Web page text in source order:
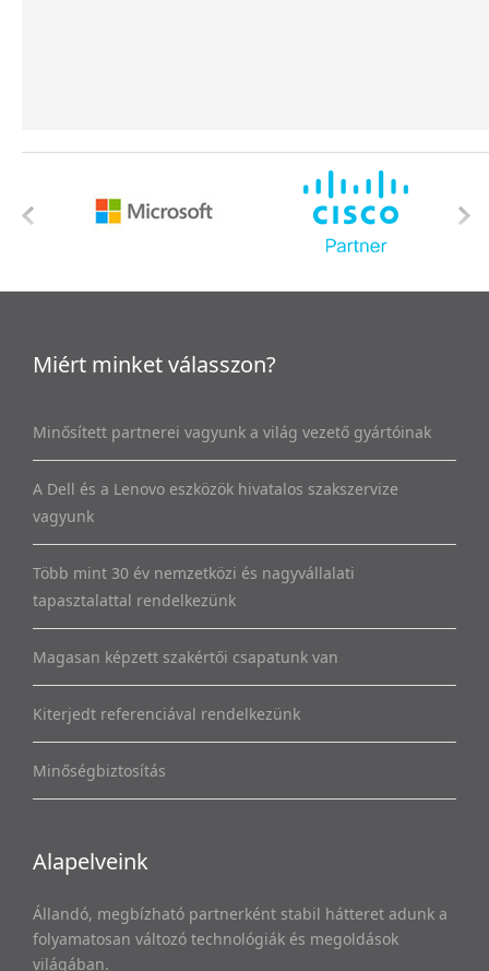
Miért minket válasszon?
Minősített partnerei vagyunk a világ vezető gyártóinak
A Dell és a Lenovo eszközök hivatalos szakszervize
vagyunk
Több mint 30 év nemzetközi és nagyvállalati
tapasztalattal rendelkezünk
Magasan képzett szakértői csapatunk van
Kiterjedt referenciával rendelkezünk
Minőségbiztosítás
Alapelveink
Állandó, megbízható partnerként stabil hátteret adunk a
folyamatosan változó technológiák és megoldások
világában.